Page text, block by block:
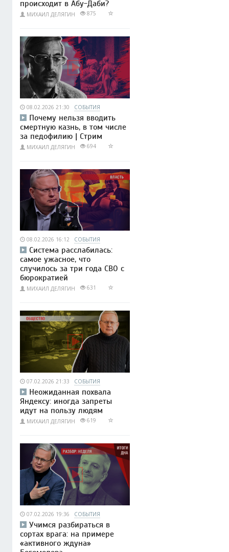
происходит в Абу-Даби?
МИХАИЛ ДЕЛЯГИН 875
08.02.2026 21:30 СОБЫТИЯ
Почему нельзя вводить
смертную казнь, в том числе
за педофилию | Стрим
МИХАИЛ ДЕЛЯГИН 694
08.02.2026 16:12 СОБЫТИЯ
Система расслабилась:
самое ужасное, что
случилось за три года СВО с
бюрократией
МИХАИЛ ДЕЛЯГИН 631
07.02.2026 21:33 СОБЫТИЯ
Неожиданная похвала
Яндексу: иногда запреты
идут на пользу людям
МИХАИЛ ДЕЛЯГИН 619
07.02.2026 19:36 СОБЫТИЯ
Учимся разбираться в
сортах врага: на примере
«активного ждуна»